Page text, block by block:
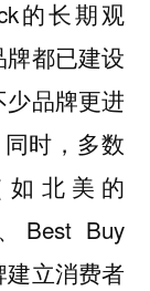
的长期观
都已建设
品牌更进
时，多数
北美的
Best Buy
立消费者